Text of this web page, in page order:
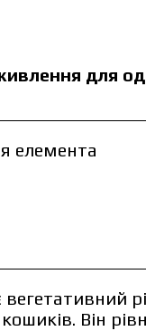
для
елемента
кошиків. Він